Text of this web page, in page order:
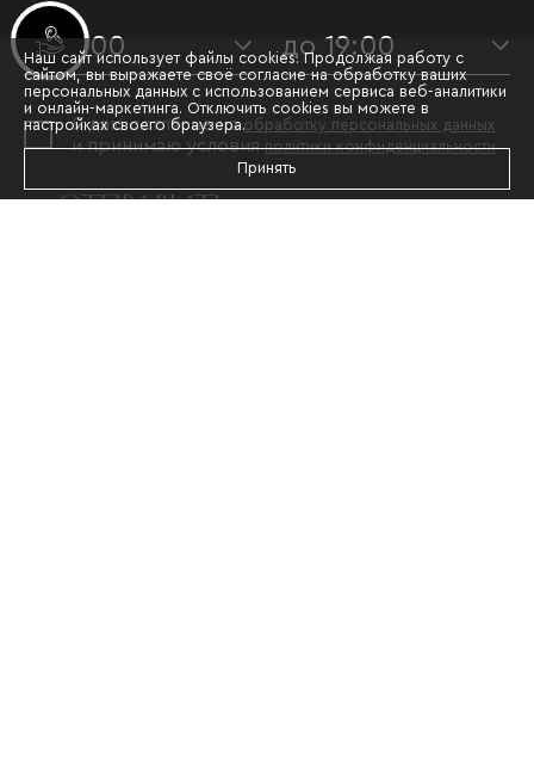
Инвестиционные лоты
с 09:00 до 19:00
Я даю согласие наобработку персональных данных
и принимаю условияполитики конфиденциальности
ОТПРАВИТЬ
Наш сайт использует файлы cookies. Продолжая работу с
сайтом, вы выражаете своё согласие на обработку ваших
персональных данных с использованием сервиса веб-аналитики
и онлайн-маркетинга. Отключить cookies вы можете в
настройках своего браузера.
Принять